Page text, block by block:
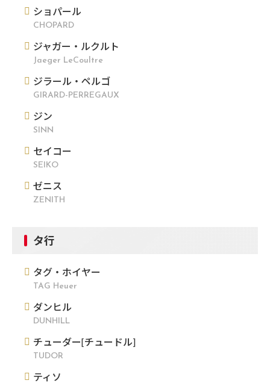
ショパール
CHOPARD
ジャガー・ルクルト
Jaeger LeCoultre
ジラール・ペルゴ
GIRARD-PERREGAUX
ジン
SINN
セイコー
SEIKO
ゼニス
ZENITH
タ行
タグ・ホイヤー
TAG Heuer
ダンヒル
DUNHILL
チューダー[チュードル]
TUDOR
ティソ